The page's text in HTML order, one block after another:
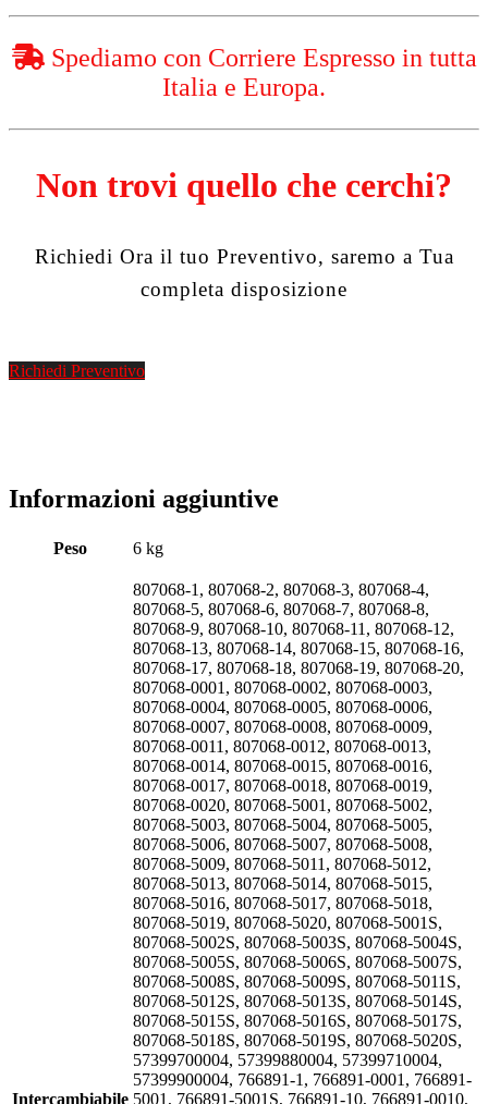
Spediamo con Corriere Espresso in tutta
Italia e Europa.
Non trovi quello che cerchi?
Richiedi Ora il tuo Preventivo, saremo a Tua
completa disposizione
Richiedi Preventivo
Informazioni aggiuntive
Peso 6 kg
Intercambiabile
807068-1, 807068-2, 807068-3, 807068-4,
807068-5, 807068-6, 807068-7, 807068-8,
807068-9, 807068-10, 807068-11, 807068-12,
807068-13, 807068-14, 807068-15, 807068-16,
807068-17, 807068-18, 807068-19, 807068-20,
807068-0001, 807068-0002, 807068-0003,
807068-0004, 807068-0005, 807068-0006,
807068-0007, 807068-0008, 807068-0009,
807068-0011, 807068-0012, 807068-0013,
807068-0014, 807068-0015, 807068-0016,
807068-0017, 807068-0018, 807068-0019,
807068-0020, 807068-5001, 807068-5002,
807068-5003, 807068-5004, 807068-5005,
807068-5006, 807068-5007, 807068-5008,
807068-5009, 807068-5011, 807068-5012,
807068-5013, 807068-5014, 807068-5015,
807068-5016, 807068-5017, 807068-5018,
807068-5019, 807068-5020, 807068-5001S,
807068-5002S, 807068-5003S, 807068-5004S,
807068-5005S, 807068-5006S, 807068-5007S,
807068-5008S, 807068-5009S, 807068-5011S,
807068-5012S, 807068-5013S, 807068-5014S,
807068-5015S, 807068-5016S, 807068-5017S,
807068-5018S, 807068-5019S, 807068-5020S,
57399700004, 57399880004, 57399710004,
57399900004, 766891-1, 766891-0001, 766891-
5001, 766891-5001S, 766891-10, 766891-0010,